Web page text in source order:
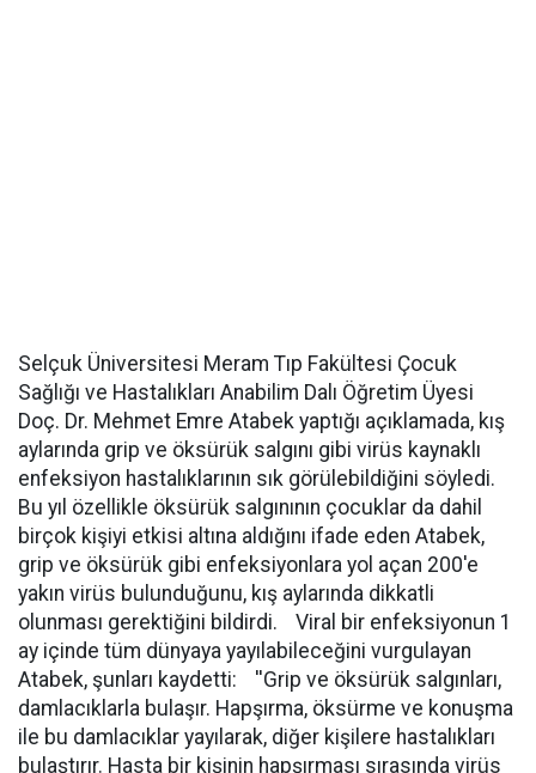
Selçuk Üniversitesi Meram Tıp Fakültesi Çocuk
Sağlığı ve Hastalıkları Anabilim Dalı Öğretim Üyesi
Doç. Dr. Mehmet Emre Atabek yaptığı açıklamada, kış
aylarında grip ve öksürük salgını gibi virüs kaynaklı
enfeksiyon hastalıklarının sık görülebildiğini söyledi.
Bu yıl özellikle öksürük salgınının çocuklar da dahil
birçok kişiyi etkisi altına aldığını ifade eden Atabek,
grip ve öksürük gibi enfeksiyonlara yol açan 200'e
yakın virüs bulunduğunu, kış aylarında dikkatli
olunması gerektiğini bildirdi. Viral bir enfeksiyonun 1
ay içinde tüm dünyaya yayılabileceğini vurgulayan
Atabek, şunları kaydetti: ''Grip ve öksürük salgınları,
damlacıklarla bulaşır. Hapşırma, öksürme ve konuşma
ile bu damlacıklar yayılarak, diğer kişilere hastalıkları
bulaştırır. Hasta bir kişinin hapşırması sırasında virüs